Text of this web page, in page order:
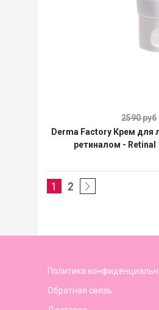
2590 руб
Derma Factory Крем для
ретиналом -
1 2
Политика
Обратная связь